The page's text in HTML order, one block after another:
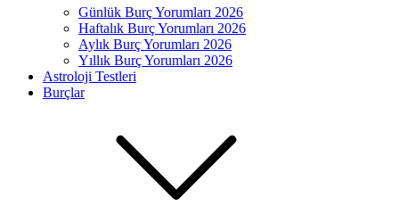
Günlük Burç Yorumları 2026
Haftalık Burç Yorumları 2026
Aylık Burç Yorumları 2026
Yıllık Burç Yorumları 2026
Astroloji Testleri
Burçlar